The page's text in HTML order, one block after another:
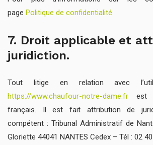
page Politique de confidentialité
7. Droit applicable et
juridiction.
Tout litige en relation avec
https://www.chaufour-notre-dame.fr est
français. Il est fait attribution de
compétent : Tribunal Administratif de
Gloriette 44041 NANTES Cedex – Tél : 02